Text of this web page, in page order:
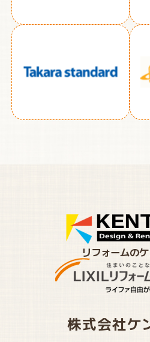
リフォームの
株式会社ケ